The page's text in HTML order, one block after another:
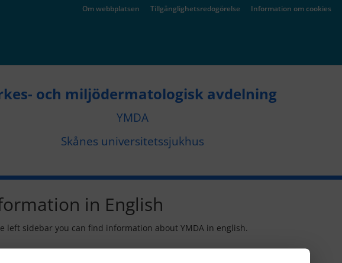
Om webbplatsen Tillgänglighetsredogörelse Information om cookies
och miljödermatologisk avdelning
YMDA
Skånes universitetssjukhus
in English
left sidebar you can find information about YMDA in english.